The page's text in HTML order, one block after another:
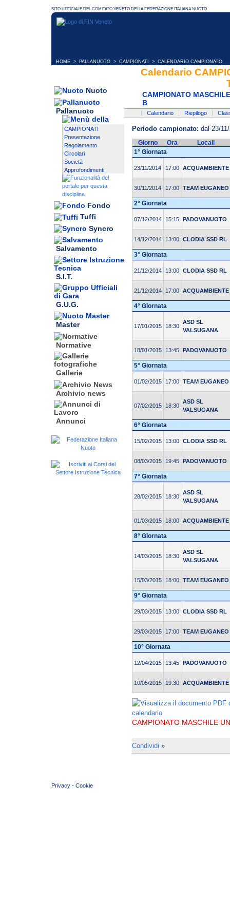
HOME > PALLANUOTO > CAMPIONATI > CALENDARIO CAMPIONATO
Nuoto
Pallanuoto
CAMPIONATI
Presentazione
Regolamento
Circolari
Società
Approfondimenti
Fondo
Tuffi
Syncro
Salvamento
S.I.T.
G.U.G.
Master
Normative
Gallerie
Archivio news
Annunci
Calendario
CAMPIONATO
B
Calendario Riepilogo
Periodo campionato: dal 23/
Giorno Ora
Locali
1° Giornata
23/11/2014 17:00 ACQUAMBIENTE
30/11/2014 17:00 TEAM EUGANEO
2° Giornata
07/12/2014 15:15 PADOVANUOTO
14/12/2014 13:00 CLODIA SSD RL
3° Giornata
21/12/2014 13:00 CLODIA SSD RL
21/12/2014 17:00 ACQUAMBIENTE
4° Giornata
17/01/2015 18:30
ASD SL
VALSUGANA
18/01/2015 13:45 PADOVANUOTO
5° Giornata
01/02/2015 17:00 TEAM EUGANEO
07/02/2015 18:30
ASD SL
VALSUGANA
6° Giornata
15/02/2015 13:00 CLODIA SSD RL
08/03/2015 19:45 PADOVANUOTO
7° Giornata
28/02/2015 18:30
ASD SL
VALSUGANA
01/03/2015 18:00 ACQUAMBIENTE
8° Giornata
14/03/2015 18:30
ASD SL
VALSUGANA
15/03/2015 18:00 TEAM EUGANEO
9° Giornata
29/03/2015 13:00 CLODIA SSD RL
29/03/2015 17:00 TEAM EUGANEO
10° Giornata
12/04/2015 13:45 PADOVANUOTO
10/05/2015 19:30 ACQUAMBIENTE
CAMPIONATO MASCHILE
Condividi »
Privacy - Cookie